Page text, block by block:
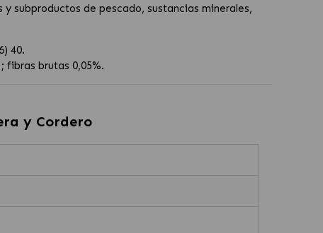
subproductos de pescado, sustancias minerales,
40.
fibras brutas 0,05%.
y Cordero